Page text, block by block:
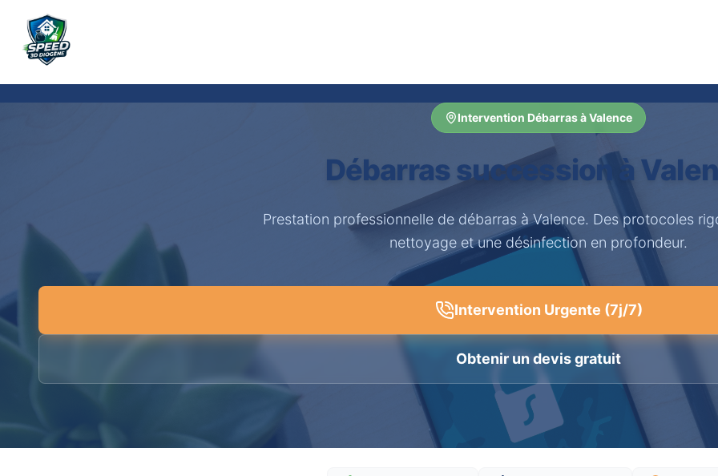
Intervention Débarras à Valence
Débarras succession à
Prestation professionnelle de débarras à Valence. Des protocoles
nettoyage et une désinfection en profondeur.
Intervention Urgente (7j/7)
Obtenir un devis gratuit